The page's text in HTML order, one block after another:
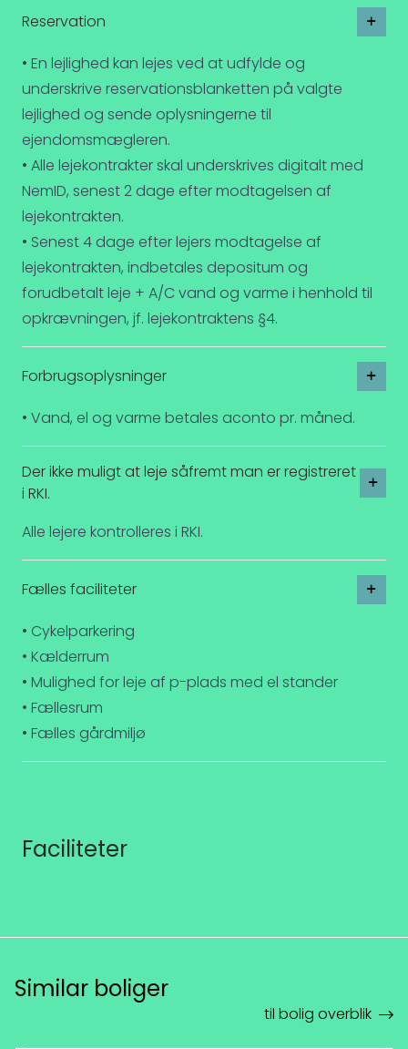
Reservation
• En lejlighed kan lejes ved at udfylde og
underskrive reservationsblanketten på valgte
lejlighed og sende oplysningerne til
ejendomsmægleren.
• Alle lejekontrakter skal underskrives digitalt med
NemID, senest 2 dage efter modtagelsen af
lejekontrakten.
• Senest 4 dage efter lejers modtagelse af
lejekontrakten, indbetales depositum og
forudbetalt leje + A/C vand og varme i henhold til
opkrævningen, jf. lejekontraktens §4.
Forbrugsoplysninger
• Vand, el og varme betales aconto pr. måned.
Der ikke muligt at leje såfremt man er registreret
i RKI.
Alle lejere kontrolleres i RKI.
Fælles faciliteter
• Cykelparkering
• Kælderrum
• Mulighed for leje af p-plads med el stander
• Fællesrum
• Fælles gårdmiljø
Faciliteter
Similar boliger
til bolig overblik